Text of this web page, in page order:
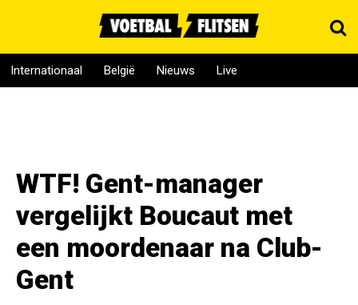
Internationaal België Nieuws Live
WTF! Gent-manager
vergelijkt Boucaut met
een moordenaar na Club-
Gent